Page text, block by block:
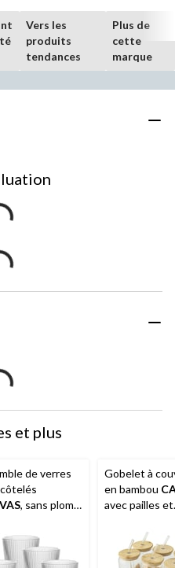
Vers les
produits
tendances
Plus de
cette
marque
et plus
de verres
, sans plomb,
Gobelet à
en bambou
avec pailles et